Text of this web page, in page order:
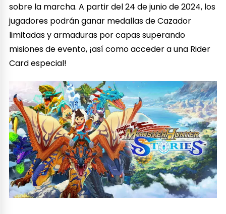
sobre la marcha. A partir del 24 de junio de 2024, los
jugadores podrán ganar medallas de Cazador
limitadas y armaduras por capas superando
misiones de evento, ¡así como acceder a una Rider
Card especial!